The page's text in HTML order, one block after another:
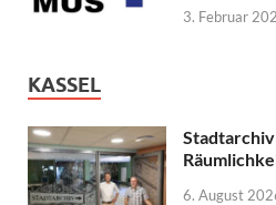
3. Februar
KASSEL
Stadtarchiv
6. August